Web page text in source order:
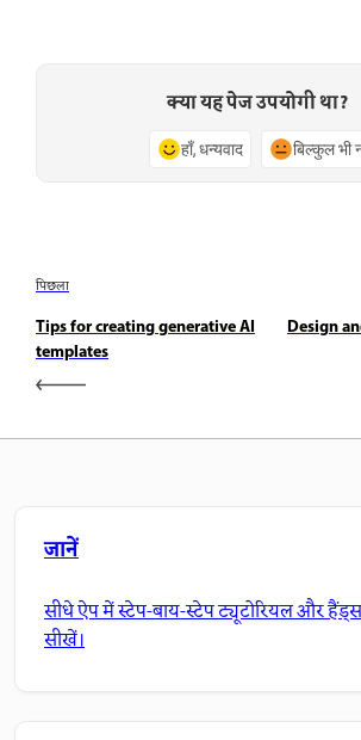
क्या यह पेज उपयोगी था?
हाँ, धन्यवाद बिल्कुल भी
पिछला
Tips for creating generative AI
templates
Design
जानें
सीधे ऐप में स्टेप-बाय-स्टेप ट्यूटोरियल और
सीखें।